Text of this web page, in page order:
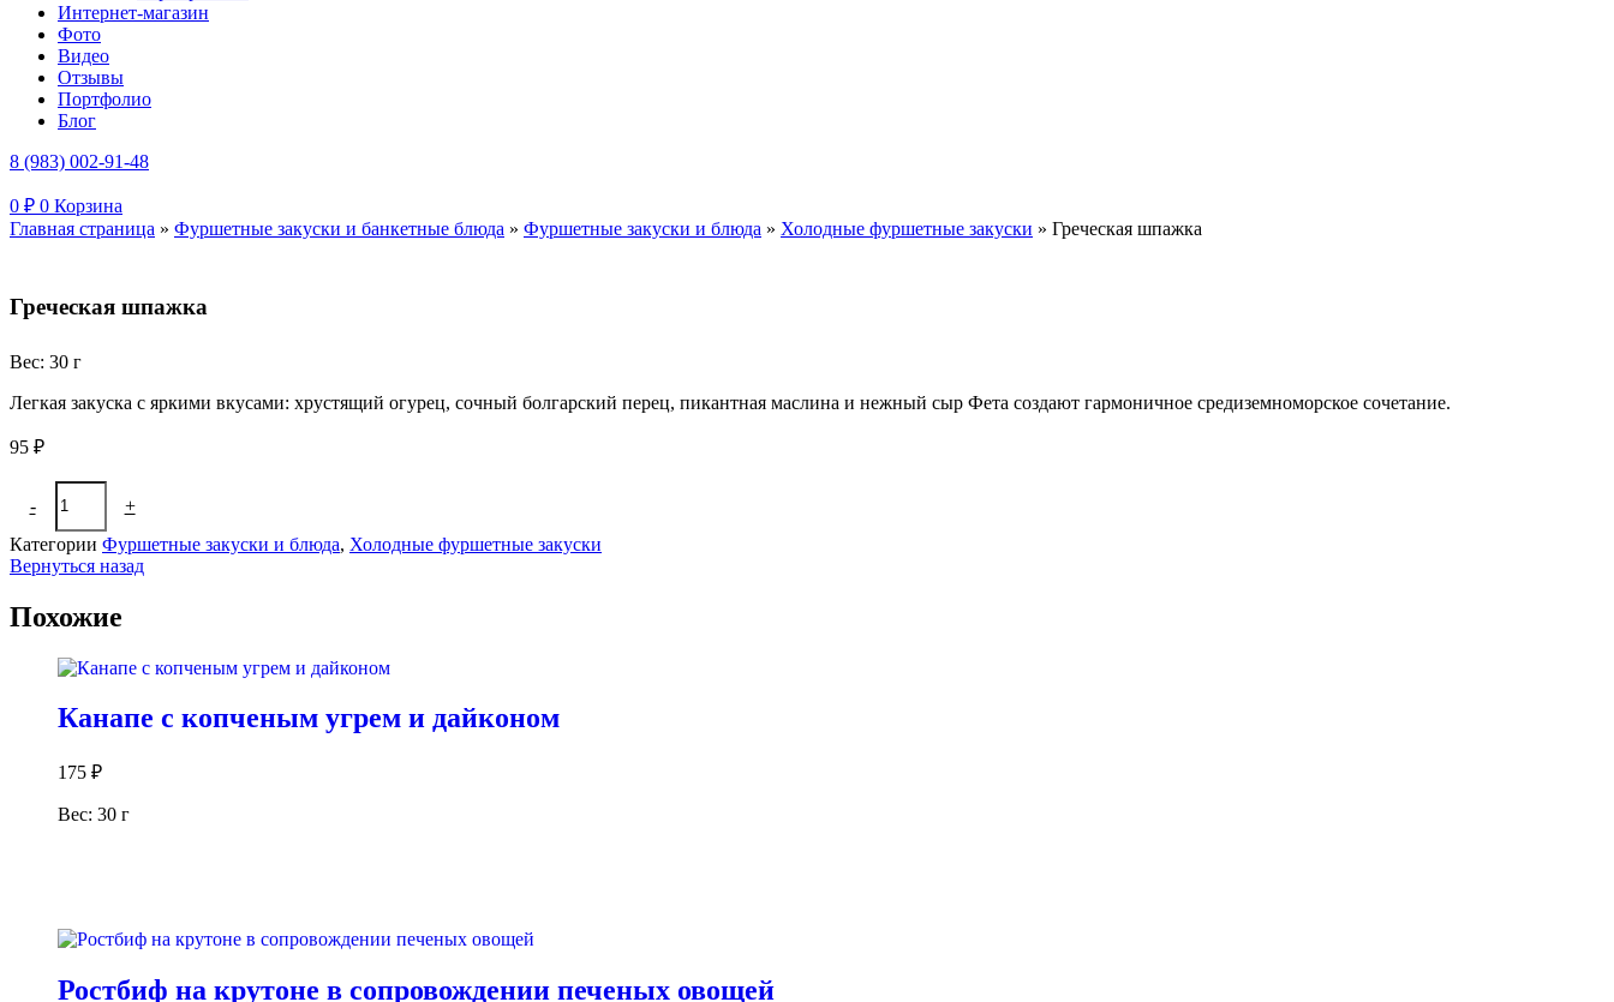
Интернет-магазин
Фото
Видео
Отзывы
Портфолио
Блог
8 (983) 002-91-48
0 ₽ 0 Корзина
Главная страница » Фуршетные закуски и банкетные блюда » Фуршетные закуски и блюда » Холодные фуршетные закуски » Греческая шпажка
Греческая шпажка
Вес: 30 г
Легкая закуска с яркими вкусами: хрустящий огурец, сочный болгарский перец, пикантная маслина и нежный сыр Фета создают гармоничное средиземноморское сочетание.
95 ₽
-
Количество
товара
Греческая
шпажка
+
Категории Фуршетные закуски и блюда, Холодные фуршетные закуски
Вернуться назад
Похожие
Канапе с копченым угрем и дайконом
175 ₽
Вес: 30 г
Ростбиф на крутоне в сопровождении печеных овощей